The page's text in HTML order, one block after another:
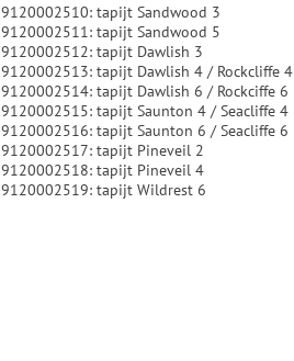
9120002510: tapijt Sandwood 3
9120002511: tapijt Sandwood 5
9120002512: tapijt Dawlish 3
9120002513: tapijt Dawlish 4 / Rockcliffe 4
9120002514: tapijt Dawlish 6 / Rockciffe 6
9120002515: tapijt Saunton 4 / Seacliffe 4
9120002516: tapijt Saunton 6 / Seacliffe 6
9120002517: tapijt Pineveil 2
9120002518: tapijt Pineveil 4
9120002519: tapijt Wildrest 6